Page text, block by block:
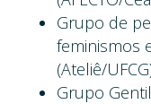
Grupo de
feminismos
(Ateliê/
Grupo